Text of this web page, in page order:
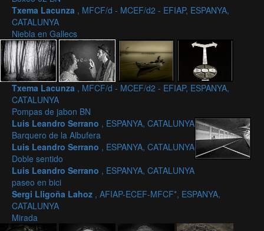
Txema Lacunza , MFCF/d - MCEF/d2 - EFIAP, ESPANYA,
CATALUNYA
Niebla en Gallecs
Txema Lacunza , MFCF/d - MCEF/d2 - EFIAP, ESPANYA,
CATALUNYA
Pompas de jabon BN
Luis Leandro Serrano , ESPANYA, CATALUNYA
Barquero de la Albufera
Luis Leandro Serrano , ESPANYA, CATALUNYA
Doble sentido
Luis Leandro Serrano , ESPANYA, CATALUNYA
paseo en bici
Sergi Lligoña Lahoz , AFIAP-ECEF-MFCF*, ESPANYA,
CATALUNYA
Mirada